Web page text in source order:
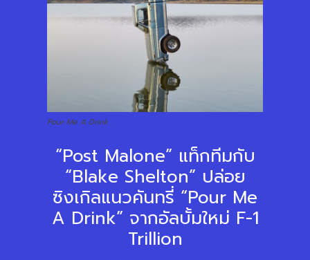
Pour Me A Drink
“Post Malone” แท็กทีมกับ
“Blake Shelton” ปล่อย
ซิงเกิลแนวคันทรี่ “Pour Me
A Drink” จากอัลบั้มใหม่ F-1
Trillion